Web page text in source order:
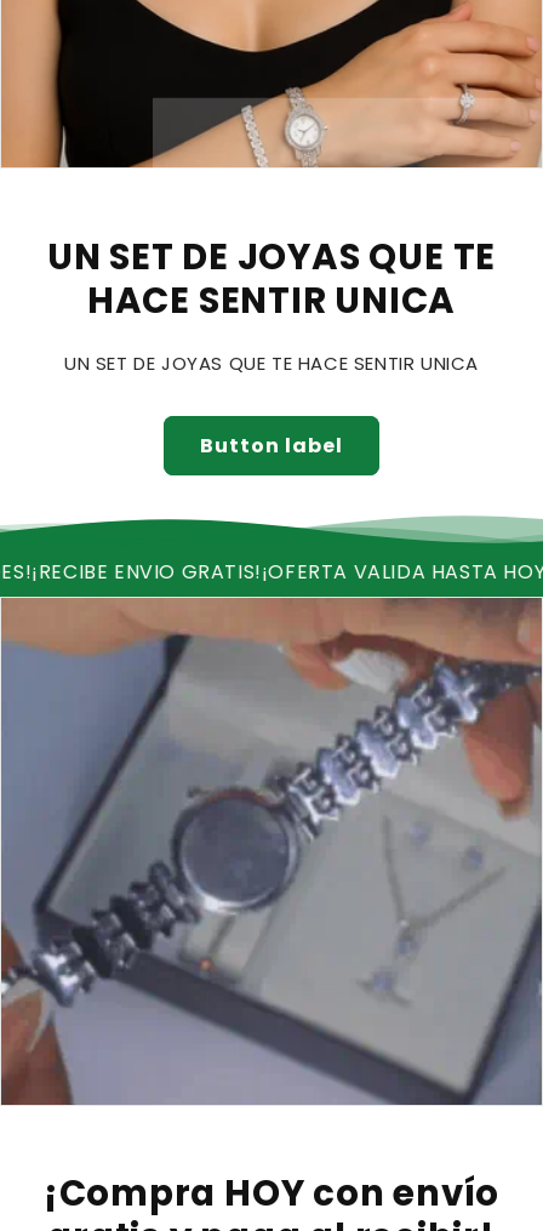
UN SET DE JOYAS QUE TE
HACE SENTIR UNICA
UN SET DE JOYAS QUE TE HACE SENTIR UNICA
Button label
ENVIO GRATIS!¡OFERTA VALIDA HASTA HOY!
¡Compra HOY con envío